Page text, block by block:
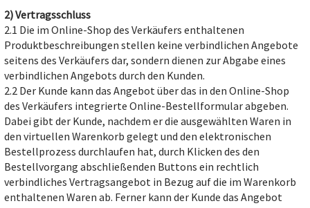
2) Vertragsschluss
2.1 Die im Online-Shop des Verkäufers enthaltenen
Produktbeschreibungen stellen keine verbindlichen Angebote
seitens des Verkäufers dar, sondern dienen zur Abgabe eines
verbindlichen Angebots durch den Kunden.
2.2 Der Kunde kann das Angebot über das in den Online-Shop
des Verkäufers integrierte Online-Bestellformular abgeben.
Dabei gibt der Kunde, nachdem er die ausgewählten Waren in
den virtuellen Warenkorb gelegt und den elektronischen
Bestellprozess durchlaufen hat, durch Klicken des den
Bestellvorgang abschließenden Buttons ein rechtlich
verbindliches Vertragsangebot in Bezug auf die im Warenkorb
enthaltenen Waren ab. Ferner kann der Kunde das Angebot